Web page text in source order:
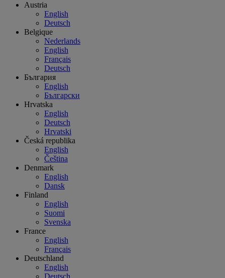
Austria
English
Deutsch
Belgique
Nederlands
English
Français
Deutsch
България
English
Български
Hrvatska
English
Deutsch
Hrvatski
Česká republika
English
Čeština
Denmark
English
Dansk
Finland
English
Suomi
Svenska
France
English
Français
Deutschland
English
Deutsch